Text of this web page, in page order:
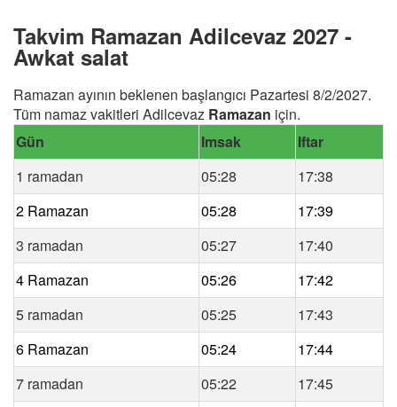
Takvim Ramazan Adilcevaz 2027 -
Awkat salat
Ramazan ayının beklenen başlangıcı Pazartesi 8/2/2027.
Tüm namaz vakitleri Adilcevaz Ramazan için.
Gün
Imsak
Iftar
1 ramadan
05:28
17:38
2 Ramazan
05:28
17:39
3 ramadan
05:27
17:40
4 Ramazan
05:26
17:42
5 ramadan
05:25
17:43
6 Ramazan
05:24
17:44
7 ramadan
05:22
17:45